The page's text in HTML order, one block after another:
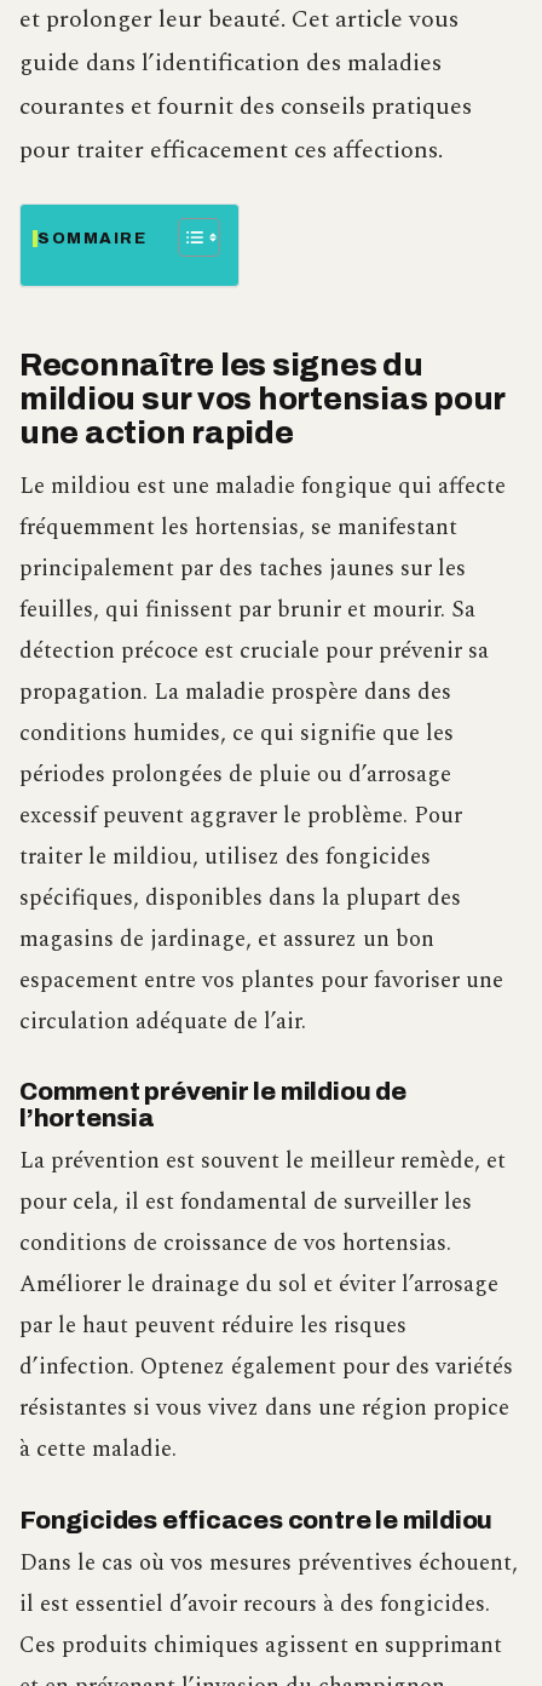
et prolonger leur beauté. Cet article vous
guide dans l’identification des maladies
courantes et fournit des conseils pratiques
pour traiter efficacement ces affections.
SOMMAIRE
Reconnaître les signes du
mildiou sur vos hortensias pour
une action rapide
Le mildiou est une maladie fongique qui affecte
fréquemment les hortensias, se manifestant
principalement par des taches jaunes sur les
feuilles, qui finissent par brunir et mourir. Sa
détection précoce est cruciale pour prévenir sa
propagation. La maladie prospère dans des
conditions humides, ce qui signifie que les
périodes prolongées de pluie ou d’arrosage
excessif peuvent aggraver le problème. Pour
traiter le mildiou, utilisez des fongicides
spécifiques, disponibles dans la plupart des
magasins de jardinage, et assurez un bon
espacement entre vos plantes pour favoriser une
circulation adéquate de l’air.
Comment prévenir le mildiou de
l’hortensia
La prévention est souvent le meilleur remède, et
pour cela, il est fondamental de surveiller les
conditions de croissance de vos hortensias.
Améliorer le drainage du sol et éviter l’arrosage
par le haut peuvent réduire les risques
d’infection. Optenez également pour des variétés
résistantes si vous vivez dans une région propice
à cette maladie.
Fongicides efficaces contre le mildiou
Dans le cas où vos mesures préventives échouent,
il est essentiel d’avoir recours à des fongicides.
Ces produits chimiques agissent en supprimant